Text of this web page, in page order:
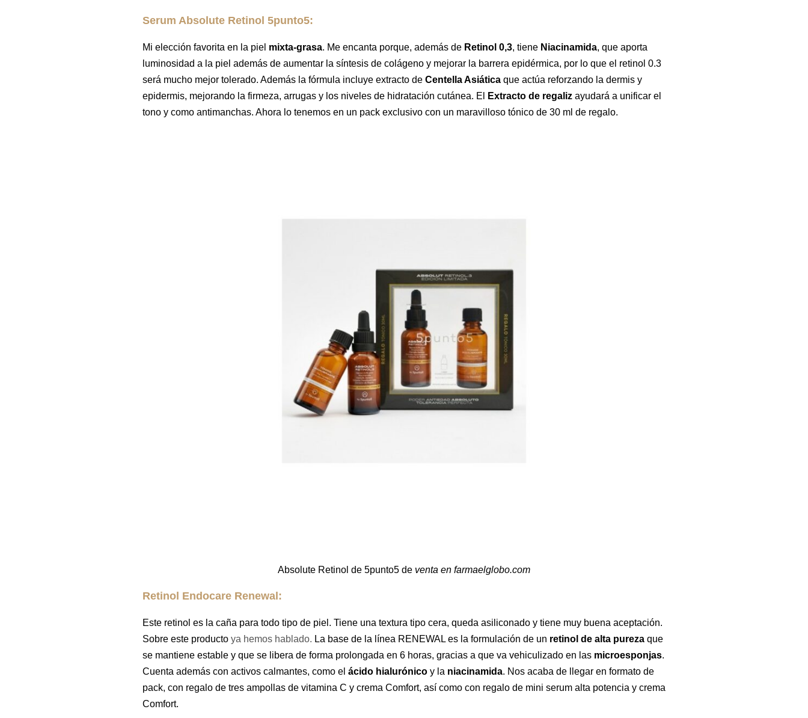
Serum Absolute Retinol 5punto5:
Mi elección favorita en la piel mixta-grasa. Me encanta porque, además de Retinol 0,3, tiene Niacinamida, que aporta
luminosidad a la piel además de aumentar la síntesis de colágeno y mejorar la barrera epidérmica, por lo que el retinol 0.3
será mucho mejor tolerado. Además la fórmula incluye extracto de Centella Asiática que actúa reforzando la dermis y
epidermis, mejorando la firmeza, arrugas y los niveles de hidratación cutánea. El
Extracto de regaliz ayudará a unificar el
tono y como antimanchas. Ahora lo tenemos en un pack exclusivo con un maravilloso tónico de 30 ml de regalo.
Absolute Retinol de 5punto5 de venta en farmaelglobo.com
Retinol Endocare Renewal:
Este retinol es la caña para todo tipo de piel. Tiene una textura tipo cera, queda asiliconado y tiene muy buena aceptación.
Sobre este producto ya hemos hablado. La base de la línea RENEWAL es la formulación de un retinol de alta pureza que
se mantiene estable y que se libera de forma prolongada en 6 horas, gracias a que va vehiculizado en las microesponjas.
Cuenta además con activos calmantes, como el ácido hialurónico y la niacinamida. Nos acaba de llegar en formato de
pack, con regalo de tres ampollas de vitamina C y crema Comfort, así como con regalo de mini serum alta potencia y crema
Comfort.